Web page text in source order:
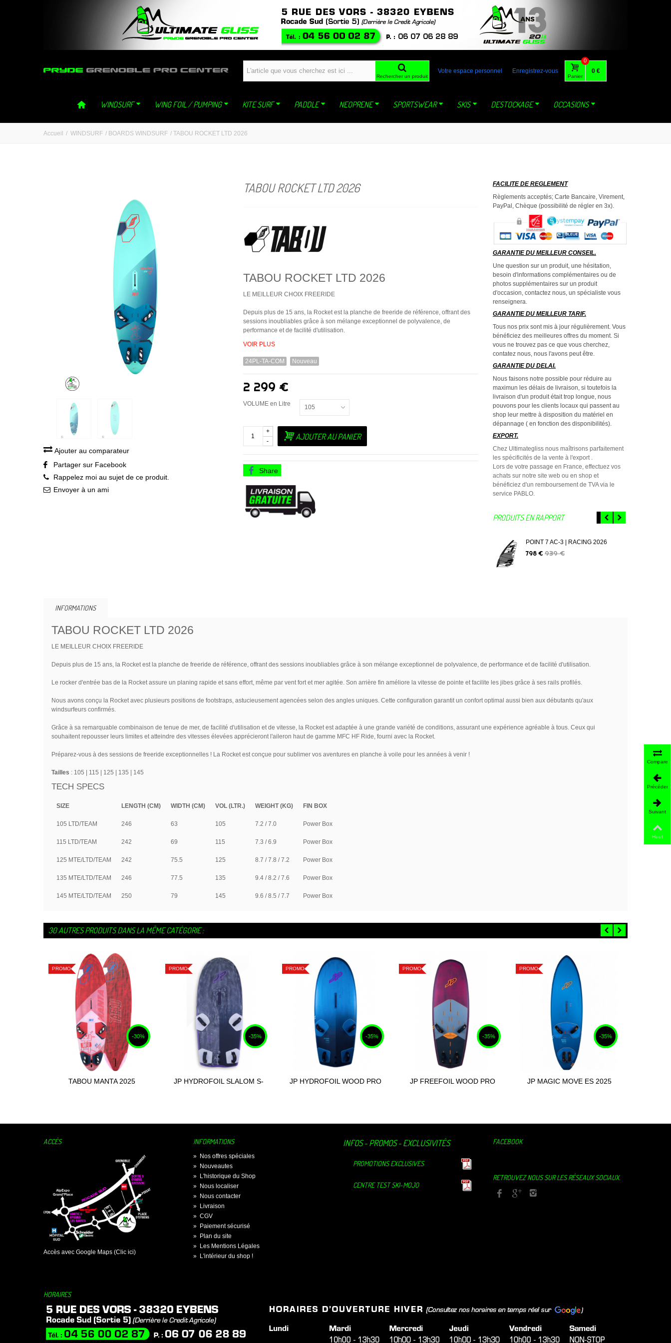
Rechercher un produit
Votre espace personnel Enregistrez-vous
Panier
0
0 €
WINDSURF WING FOIL / PUMPING KITE SURF PADDLE NEOPRENE SPORTSWEAR SKIS DESTOCKAGE OCCASIONS
Accueil / WINDSURF / BOARDS WINDSURF / TABOU ROCKET LTD 2026
Ajouter au comparateur
Partager sur Facebook
Rappelez moi au sujet de ce produit.
Envoyer à un ami
TABOU ROCKET LTD 2026
TABOU ROCKET LTD 2026
LE MEILLEUR CHOIX FREERIDE
Depuis plus de 15 ans, la Rocket est la planche de freeride de référence, offrant des
sessions inoubliables grâce à son mélange exceptionnel de polyvalence, de
performance et de facilité d'utilisation.
VOIR PLUS
24PL-TA-COM Nouveau
2 299 €
VOLUME en Litre 105
-
+ AJOUTER AU PANIER
Share
FACILITE DE REGLEMENT
Règlements acceptés; Carte Bancaire, Virement,
PayPal, Chèque (possibilité de régler en 3x).
GARANTIE DU MEILLEUR CONSEIL.
Une question sur un produit, une hésitation,
besoin d'informations complémentaires ou de
photos supplémentaires sur un produit
d'occasion, contactez nous, un spécialiste vous
renseignera.
GARANTIE DU MEILLEUR TARIF.
Tous nos prix sont mis à jour régulièrement. Vous
bénéficiez des meilleures offres du moment. Si
vous ne trouvez pas ce que vous cherchez,
contatez nous, nous l'avons peut être.
GARANTIE DU DELAI.
Nous faisons notre possible pour réduire au
maximun les délais de livraison, si toutefois la
livraison d'un produit était trop longue, nous
pouvons pour les clients locaux qui passent au
shop leur mettre à disposition du matériel en
dépannage ( en fonction des disponibilités).
EXPORT.
Chez Ultimategliss nous maîtrisons parfaitement
les spécificités de la vente à l'export .
Lors de votre passage en France, effectuez vos
achats sur notre site web ou en shop et
bénéficiez d'un remboursement de TVA via le
service PABLO.
PRODUITS EN RAPPORT
POINT 7 AC-3 | RACING 2026
798 € 939 €
INFORMATIONS
TABOU ROCKET LTD 2026
LE MEILLEUR CHOIX FREERIDE
Depuis plus de 15 ans, la Rocket est la planche de freeride de référence, offrant des sessions inoubliables grâce à son mélange exceptionnel de polyvalence, de performance et de facilité d'utilisation.
Le rocker d'entrée bas de la Rocket assure un planing rapide et sans effort, même par vent fort et mer agitée. Son arrière fin améliore la vitesse de pointe et facilite les jibes grâce à ses rails profilés.
Nous avons conçu la Rocket avec plusieurs positions de footstraps, astucieusement agencées selon des angles uniques. Cette configuration garantit un confort optimal aussi bien aux débutants qu'aux
windsurfeurs confirmés.
Grâce à sa remarquable combinaison de tenue de mer, de facilité d'utilisation et de vitesse, la Rocket est adaptée à une grande variété de conditions, assurant une expérience agréable à tous. Ceux qui
souhaitent repousser leurs limites et atteindre des vitesses élevées apprécieront l'aileron haut de gamme MFC HF Ride, fourni avec la Rocket.
Préparez-vous à des sessions de freeride exceptionnelles ! La Rocket est conçue pour sublimer vos aventures en planche à voile pour les années à venir !
Tailles : 105 | 115 | 125 | 135 | 145
TECH SPECS
SIZE LENGTH (CM) WIDTH (CM) VOL (LTR.) WEIGHT (KG) FIN BOX
105 LTD/TEAM 246 63 105 7.2 / 7.0 Power Box
115 LTD/TEAM 242 69 115 7.3 / 6.9 Power Box
125 MTE/LTD/TEAM 242 75.5 125 8.7 / 7.8 / 7.2 Power Box
135 MTE/LTD/TEAM 246 77.5 135 9.4 / 8.2 / 7.6 Power Box
145 MTE/LTD/TEAM 250 79 145 9.6 / 8.5 / 7.7 Power Box
30 AUTRES PRODUITS DANS LA MÊME CATÉGORIE :
PROMO
-30%
Ajouter au panier
TABOU MANTA 2025
PROMO
-35%
Ajouter au panier
JP HYDROFOIL SLALOM S-
PROMO
-35%
Ajouter au panier
JP HYDROFOIL WOOD PRO
PROMO
-35%
Ajouter au panier
JP FREEFOIL WOOD PRO
PROMO
-35%
Ajouter au panier
JP MAGIC MOVE ES 2025
ACCÈS
Accès avec Google Maps (Clic ici)
INFORMATIONS
» Nos offres spéciales
» Nouveautes
» L'historique du Shop
» Nous localiser
» Nous contacter
» Livraison
» CGV
» Paiement sécurisé
» Plan du site
» Les Mentions Légales
» L'intérieur du shop !
INFOS - PROMOS - EXCLUSIVITÉS
PROMOTIONS EXCLUSIVES
CENTRE TEST SKI-MOJO
FACEBOOK
RETROUVEZ NOUS SUR LES RÉSEAUX SOCIAUX.
HORAIRES
Comparer
Précédent
Suivant
Haut